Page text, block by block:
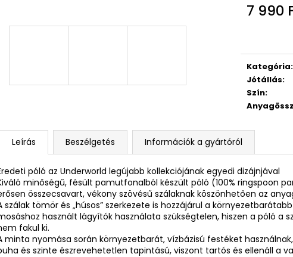
7 990
Kategória:
Jótállás:
Szín:
Leírás Beszélgetés Információk a gyártóról
póló az Underworld legújabb kollekciójának egyedi dizájnjával
minőségű, fésült pamutfonalból készült póló (100% ringspoon
összecsavart, vékony szövésű szálaknak köszönhetően az
szálak tömör és „húsos” szerkezete is hozzájárul a
használt lágyítók használata szükségtelen, hiszen a póló a
fakul ki.
minta nyomása során környezetbarát, vízbázisú festéket
és szinte észrevehetetlen tapintású, viszont tartós és ellenáll a